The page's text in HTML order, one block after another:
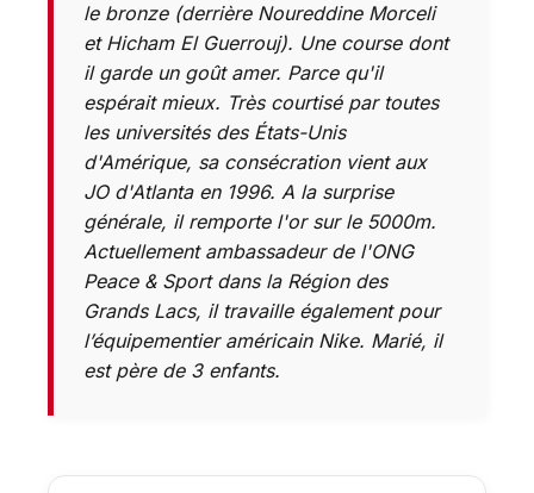
le bronze (derrière Noureddine Morceli
et Hicham El Guerrouj). Une course dont
il garde un goût amer. Parce qu'il
espérait mieux. Très courtisé par toutes
les universités des États-Unis
d'Amérique, sa consécration vient aux
JO d'Atlanta en 1996. A la surprise
générale, il remporte l'or sur le 5000m.
Actuellement ambassadeur de l'ONG
Peace & Sport dans la Région des
Grands Lacs, il travaille également pour
l’équipementier américain Nike. Marié, il
est père de 3 enfants.